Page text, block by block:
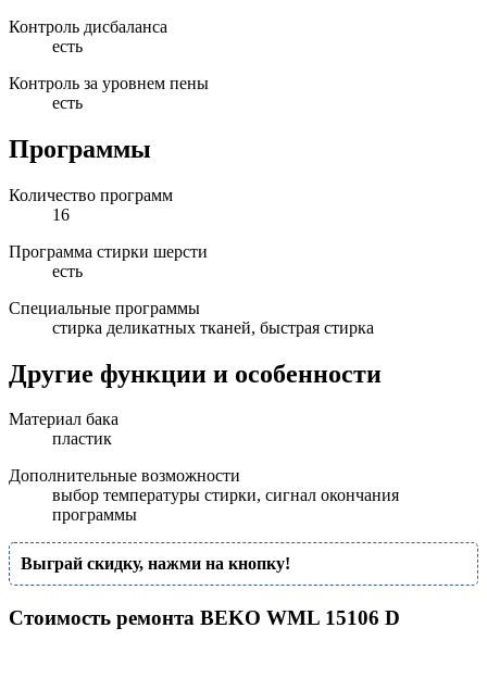
Контроль дисбаланса
есть
Контроль за уровнем пены
есть
Программы
Количество программ
16
Программа стирки шерсти
есть
Специальные программы
стирка деликатных тканей, быстрая стирка
Другие функции и особенности
Материал бака
пластик
Дополнительные возможности
выбор температуры стирки, сигнал окончания
программы
Выграй скидку, нажми на кнопку!
Стоимость ремонта BEKO WML 15106 D